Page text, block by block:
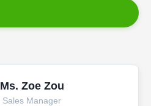
Ms. Zoe Zou
Sales Manager